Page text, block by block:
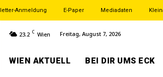
Anmeldung E-Paper Mediadaten
23.2 C Wien Freitag, August 7, 2026
WIEN AKTUELL BEI DIR UMS ECK